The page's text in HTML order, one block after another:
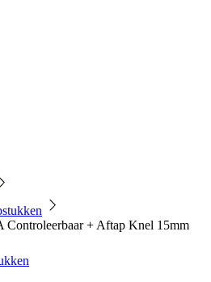
Controleerbaar + Aftap Knel 15mm